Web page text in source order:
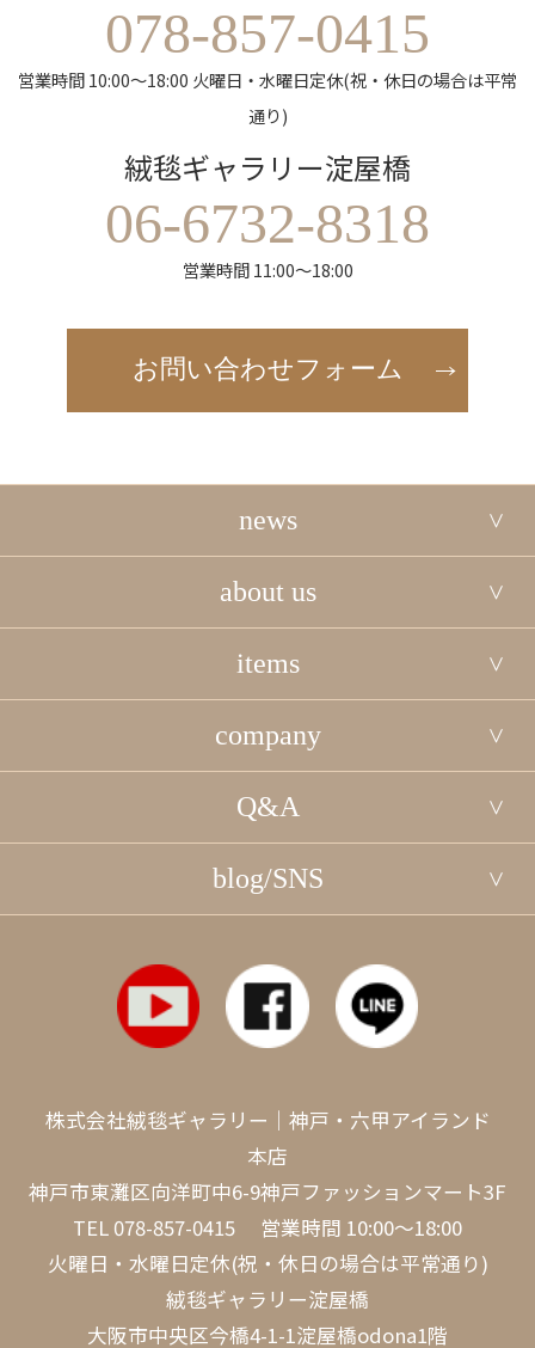
078-857-0415
営業時間 10:00～18:00 火曜日・水曜日定休(祝・休日の場合は平常
通り)
絨毯ギャラリー淀屋橋
06-6732-8318
営業時間 11:00～18:00
お問い合わせフォーム
news
about us
items
company
Q&A
blog/SNS
株式会社絨毯ギャラリー｜神戸・六甲アイランド
本店
神戸市東灘区向洋町中6-9神戸ファッションマート3F
TEL 078-857-0415 営業時間 10:00～18:00
火曜日・水曜日定休(祝・休日の場合は平常通り)
絨毯ギャラリー淀屋橋
大阪市中央区今橋4-1-1淀屋橋odona1階